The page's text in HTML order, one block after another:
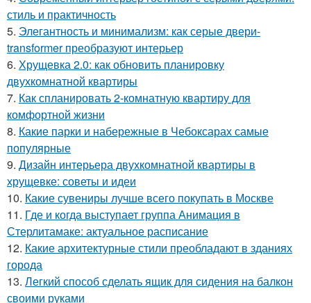
стиль и практичность
5. Элегантность и минимализм: как серые двери-
transformer преобразуют интерьер
6. Хрущевка 2.0: как обновить планировку
двухкомнатной квартиры
7. Как спланировать 2-комнатную квартиру для
комфортной жизни
8. Какие парки и набережные в Чебоксарах самые
популярные
9. Дизайн интерьера двухкомнатной квартиры в
хрущевке: советы и идеи
10. Какие сувениры лучше всего покупать в Москве
11. Где и когда выступает группа Анимация в
Стерлитамаке: актуальное расписание
12. Какие архитектурные стили преобладают в зданиях
города
13. Легкий способ сделать ящик для сидения на балкон
своими руками